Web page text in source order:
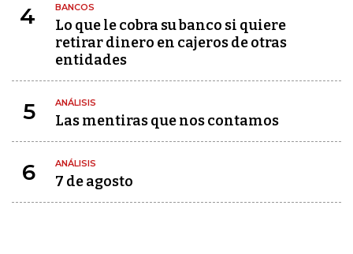
4 BANCOS
Lo que le cobra su banco si quiere
retirar dinero en cajeros de otras
entidades
5 ANÁLISIS
Las mentiras que nos contamos
6 ANÁLISIS
7 de agosto